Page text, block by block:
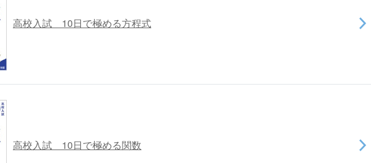
高校入試 10日で極める方程式
高校入試 10日で極める関数